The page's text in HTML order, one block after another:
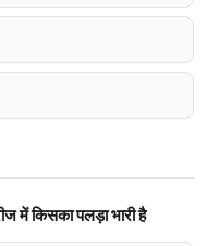
में किसका पलड़ा भारी है